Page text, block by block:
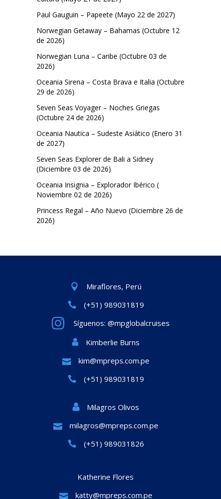
Paul Gauguin – Papeete (Mayo 22 de 2027)
Norwegian Getaway – Bahamas (Octubre 12
de 2026)
Norwegian Luna – Caribe (Octubre 03 de
2026)
Oceania Sirena – Costa Brava e Italia (Octubre
29 de 2026)
Seven Seas Voyager – Noches Griegas
(Octubre 24 de 2026)
Oceania Nautica – Sudeste Asiático (Enero 31
de 2027)
Seven Seas Explorer de Bali a Sidney
(Diciembre 03 de 2026)
Oceania Insignia – Explorador Ibérico (
Noviembre 02 de 2026)
Princess Regal – Año Nuevo (Diciembre 26 de
2026)
Miraflores, Perú
(+51) 989031819
Síguenos: @mpglobalcruises
Kimberlie Burns
kim@mpreps.com.pe
(+51) 989031819
Milagros Olivos
milagros@mpreps.com.pe
(+51) 989031826
Katherine Flores
katty@mpreps.com.pe